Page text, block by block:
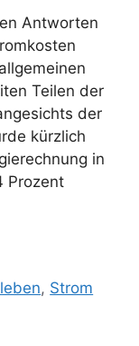
Antworten
Teilen der
der
kürzlich
in
Prozent
, Strom